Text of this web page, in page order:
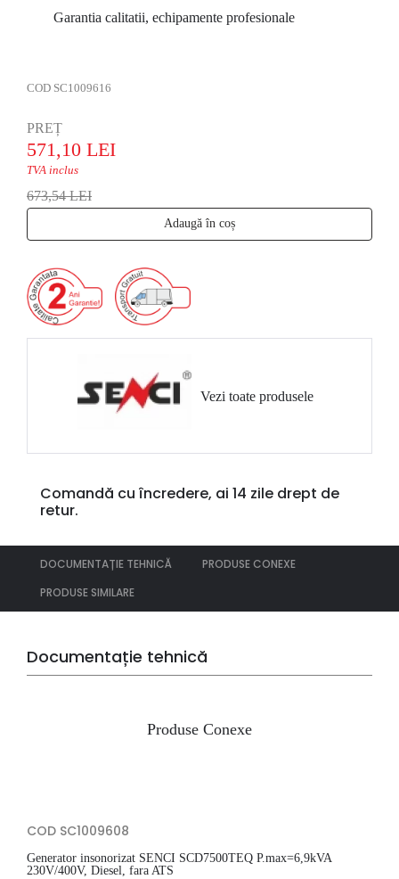
Garantia calitatii, echipamente profesionale
COD SC1009616
PREȚ
571,10 LEI
TVA inclus
673,54 LEI
Adaugă în coș
Vezi toate produsele
Comandă cu încredere, ai 14 zile drept de
retur.
DOCUMENTAȚIE TEHNICĂ
PRODUSE CONEXE
PRODUSE SIMILARE
Documentație tehnică
Produse Conexe
COD SC1009608
Generator insonorizat SENCI SCD7500TEQ P.max=6,9kVA
230V/400V, Diesel, fara ATS